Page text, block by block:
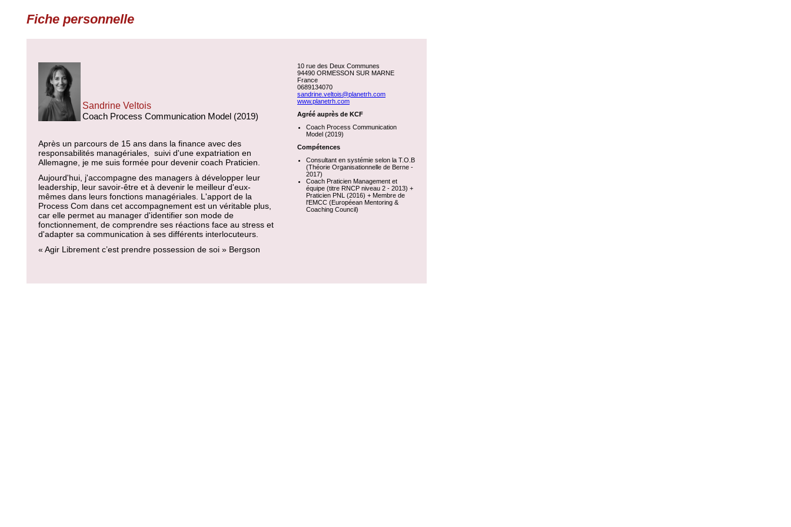
Fiche personnelle
Sandrine Veltois
Coach Process Communication Model (2019)
Après un parcours de 15 ans dans la finance avec des
responsabilités managériales, suivi d'une expatriation en
Allemagne, je me suis formée pour devenir coach Praticien.
Aujourd'hui, j'accompagne des managers à développer leur
leadership, leur savoir-être et à devenir le meilleur d'eux-
mêmes dans leurs fonctions managériales. L'apport de la
Process Com dans cet accompagnement est un véritable plus,
car elle permet au manager d'identifier son mode de
fonctionnement, de comprendre ses réactions face au stress et
d'adapter sa communication à ses différents interlocuteurs.
« Agir Librement c’est prendre possession de soi » Bergson
10 rue des Deux Communes
94490 ORMESSON SUR MARNE
France
0689134070
sandrine.veltois@planetrh.com
www.planetrh.com
Agréé auprès de KCF
Coach Process Communication
Model (2019)
Compétences
Consultant en systémie selon la T.O.B
(Théorie Organisationnelle de Berne -
2017)
Coach Praticien Management et
équipe (titre RNCP niveau 2 - 2013) +
Praticien PNL (2016) + Membre de
l'EMCC (Européean Mentoring &
Coaching Council)